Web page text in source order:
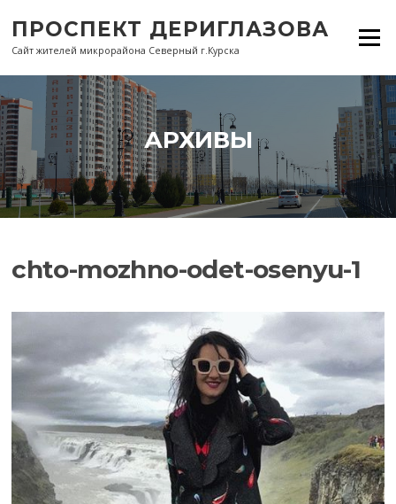
содержанию
ПРОСПЕКТ ДЕРИГЛАЗОВА
Сайт жителей микрорайона Северный г.Курска
Меню
АРХИВЫ
chto-mozhno-odet-osenyu-1